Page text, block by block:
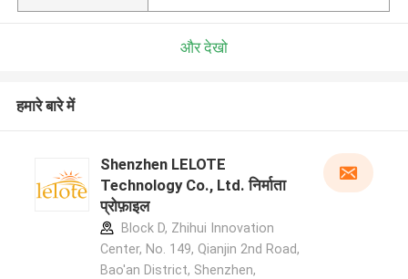
और देखो
हमारे बारे में
Shenzhen LELOTE
Technology Co., Ltd. निर्माता
प्रोफ़ाइल
Block D, Zhihui Innovation
Center, No. 149, Qianjin 2nd Road,
Bao'an District, Shenzhen,